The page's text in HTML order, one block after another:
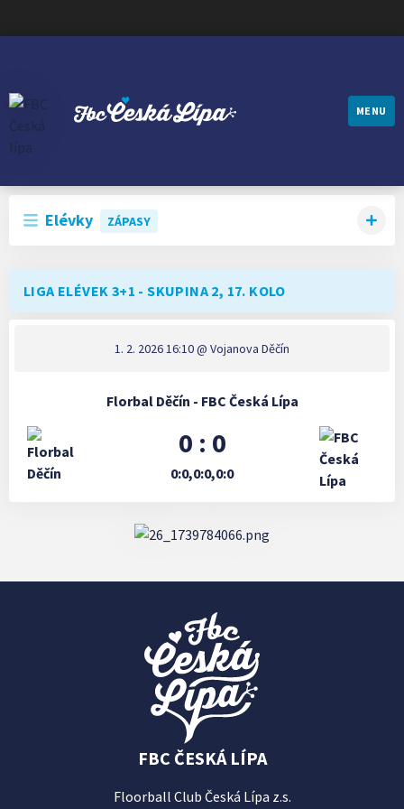
FBC ČESKÁ LÍPA
MENU
Elévky ZÁPASY
LIGA ELÉVEK 3+1 - SKUPINA 2, 17. KOLO
1. 2. 2026 16:10@ Vojanova Děčín
Florbal Děčín - FBC Česká Lípa
0 : 0
0:0,0:0,0:0
FBC ČESKÁ LÍPA
Floorball Club Česká Lípa z.s.